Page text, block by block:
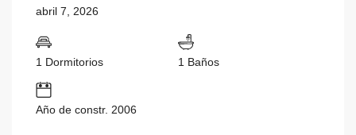
abril 7, 2026
1 Dormitorios 1 Baños
Año de constr. 2006